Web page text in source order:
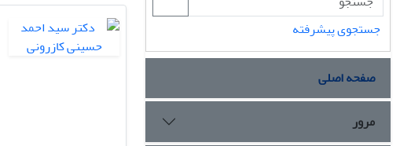
جستجوی پیشرفته
صفحه اصلی
مرور